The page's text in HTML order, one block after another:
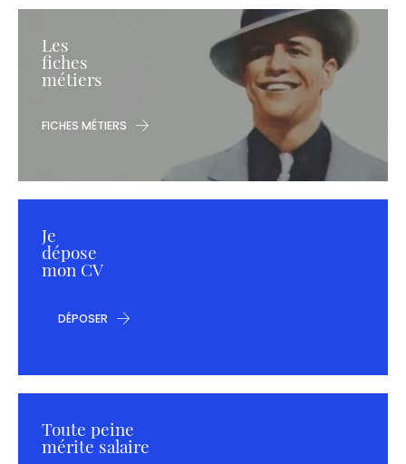
Les
fiches
métiers
FICHES MÉTIERS
Je
dépose
mon CV
DÉPOSER
Toute peine
mérite salaire